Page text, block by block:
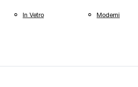
In Vetro Moderni